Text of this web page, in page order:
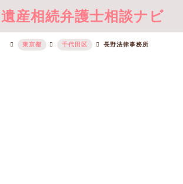
遺産相続弁護士相談ナビ
東京都 千代田区 長野法律事務所